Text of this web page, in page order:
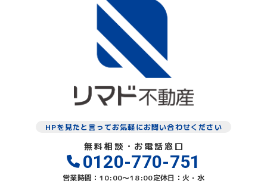
HPを見たと言ってお気軽にお問い合わせください
無料相談・お電話窓口
0120-770-751
営業時間：10:00〜18:00定休日：火・水